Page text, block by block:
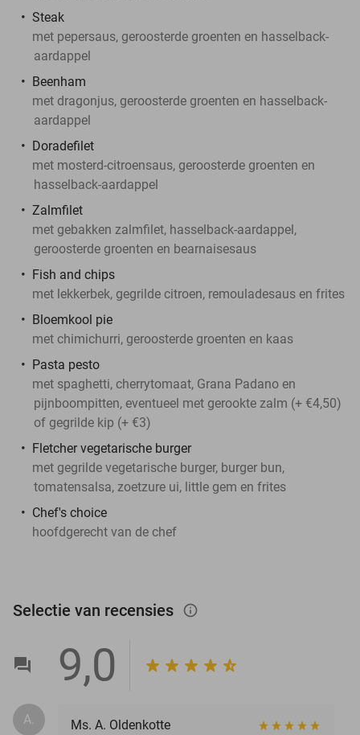
Steak
met pepersaus, geroosterde groenten en hasselback-
aardappel
Beenham
met dragonjus, geroosterde groenten en hasselback-
aardappel
Doradefilet
met mosterd-citroensaus, geroosterde groenten en
hasselback-aardappel
Zalmfilet
met gebakken zalmfilet, hasselback-aardappel,
geroosterde groenten en bearnaisesaus
Fish and chips
met lekkerbek, gegrilde citroen, remouladesaus en frites
Bloemkool pie
met chimichurri, geroosterde groenten en kaas
Pasta pesto
met spaghetti, cherrytomaat, Grana Padano en
pijnboompitten, eventueel met gerookte zalm (+ €4,50)
of gegrilde kip (+ €3)
Fletcher vegetarische burger
met gegrilde vegetarische burger, burger bun,
tomatensalsa, zoetzure ui, little gem en frites
Chef's choice
hoofdgerecht van de chef
Selectie van recensies info_outlined
9,0
A. Ms. A. Oldenkotte